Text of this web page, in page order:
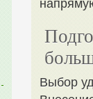
Выбор